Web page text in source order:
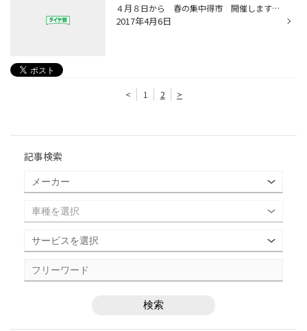
４月８日から 春の集中得市 開催します！ 期間は ２３日（日）までの １６日間！ お客様に合ったタイヤを「ちゃんと」お選びしますよ♪ 安全で快適なカーライフを応援するスタッフ勢ぞろい！ まずはご来店お待ちしております！！
2017年4月6日
< 1 2 >
記事検索